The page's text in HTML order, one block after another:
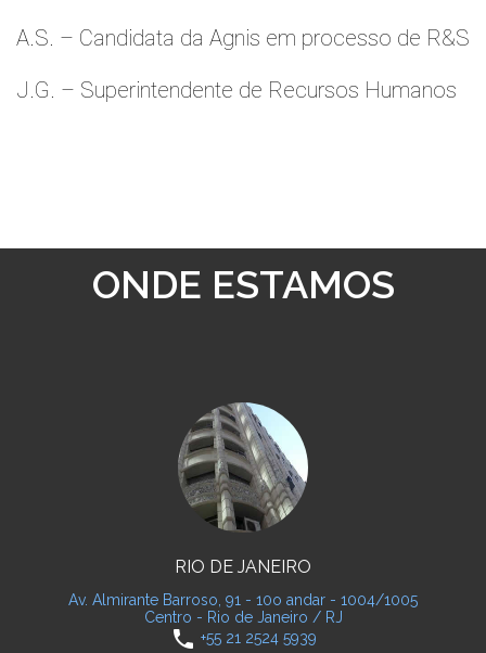
A.S. – Candidata da Agnis em processo de R&S
J.G. – Superintendente de Recursos Humanos
ONDE ESTAMOS
RIO DE JANEIRO
Av. Almirante Barroso, 91 - 10o andar - 1004/1005
Centro - Rio de Janeiro / RJ
phone +55 21 2524 5939